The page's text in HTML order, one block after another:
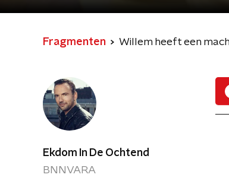
Fragmenten Willem heeft een
Ekdom In De Ochtend
BNNVARA